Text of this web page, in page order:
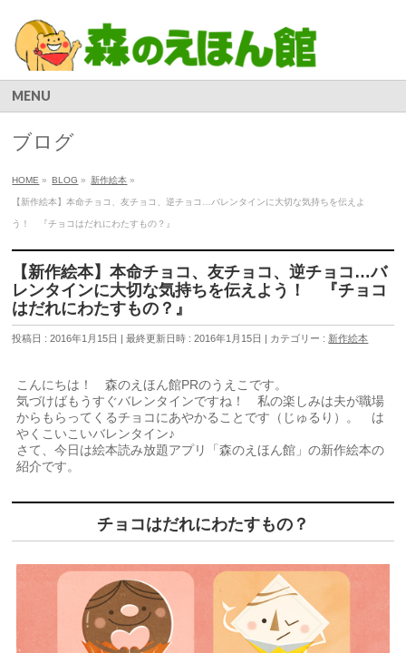
MENU
ブログ
HOME » BLOG » 新作絵本 »
【新作絵本】本命チョコ、友チョコ、逆チョコ…バレンタインに大切な気持ちを伝えよ
う！ 『チョコはだれにわたすもの？』
【新作絵本】本命チョコ、友チョコ、逆チョコ…バ
レンタインに大切な気持ちを伝えよう！ 『チョコ
はだれにわたすもの？』
投稿日 : 2016年1月15日 最終更新日時 : 2016年1月15日 カテゴリー : 新作絵本
こんにちは！ 森のえほん館PRのうえこです。
気づけばもうすぐバレンタインですね！ 私の楽しみは夫が職場
からもらってくるチョコにあやかることです（じゅるり）。 は
やくこいこいバレンタイン♪
さて、今日は絵本読み放題アプリ「森のえほん館」の新作絵本の
紹介です。
チョコはだれにわたすもの？